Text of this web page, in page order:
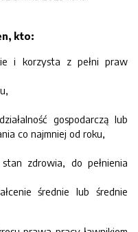
kto:
i korzysta z pełni praw
gospodarczą lub
co najmniej od roku,
zdrowia, do pełnienia
średnie lub średnie